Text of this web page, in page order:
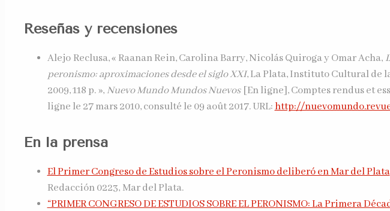
Reseñas y recensiones
Alejo Reclusa, « Raanan Rein, Carolina Barry, Nicolás Quiroga y Omar Acha,
peronismo: aproximaciones desde el siglo XXI, La Plata, Instituto Cultural de
2009, 118 p. »,Nuevo Mundo Mundos Nuevos[En ligne], Comptes rendus et
ligne le 27 mars 2010, consulté le 09 août 2017. URL:http://
En la prensa
El Primer Congreso de Estudios sobre el Peronismo deliberó en Mar del Plata
Redacción 0223, Mar del Plata.
“PRIMER CONGRESO DE ESTUDIOS SOBRE EL PERONISMO: La Primera